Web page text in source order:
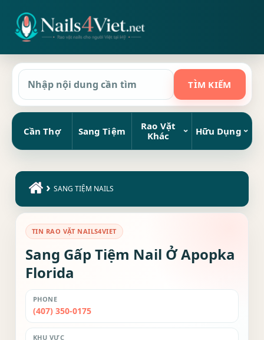
Cần Thợ Sang Tiệm
Rao Vặt
Khác
Hữu Dụng
› SANG TIỆM NAILS
TIN RAO VẶT NAILS4VIET
Sang Gấp Tiệm Nail Ở Apopka
Florida
PHONE
(407) 350-0175
KHU VỰC